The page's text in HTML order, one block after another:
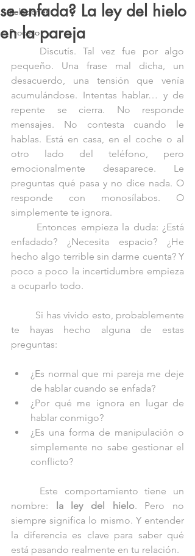
Relaciones
Proceso
se enfada? La ley del hielo
en la pareja
pequeño. Una frase mal dicha, un
desacuerdo, una tensión que venía
acumulándose. Intentas hablar… y de
repente se cierra. No responde
mensajes. No contesta cuando le
hablas. Está en casa, en el coche o al
otro lado del teléfono, pero
emocionalmente desaparece. Le
preguntas qué pasa y no dice nada. O
responde con monosílabos. O
simplemente te ignora.
enfadado? ¿Necesita espacio? ¿He
hecho algo terrible sin darme cuenta? Y
poco a poco la incertidumbre empieza
a ocuparlo todo.
te hayas hecho alguna de estas
preguntas:
¿Es normal que mi pareja me deje
de hablar cuando se enfada?
¿Por qué me ignora en lugar de
hablar conmigo?
¿Es una forma de manipulación o
simplemente no sabe gestionar el
conflicto?
nombre:
la ley del hielo. Pero no
siempre significa lo mismo. Y entender
la diferencia es clave para saber qué
está pasando realmente en tu relación.